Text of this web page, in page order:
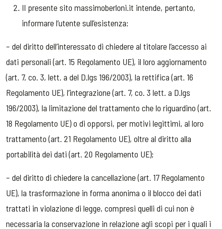
Il presente sito massimoberloni.it intende, pertanto,
informare l’utente sull’esistenza:
– del diritto dell’interessato di chiedere al titolare l’accesso ai
dati personali (art. 15 Regolamento UE), il loro aggiornamento
(art. 7, co. 3, lett. a del D.lgs 196/2003), la rettifica (art. 16
Regolamento UE), l’integrazione (art. 7, co. 3 lett. a D.lgs
196/2003), la limitazione del trattamento che lo riguardino (art.
18 Regolamento UE) o di opporsi, per motivi legittimi, al loro
trattamento (art. 21 Regolamento UE), oltre al diritto alla
portabilità dei dati (art. 20 Regolamento UE);
– del diritto di chiedere la cancellazione (art. 17 Regolamento
UE), la trasformazione in forma anonima o il blocco dei dati
trattati in violazione di legge, compresi quelli di cui non è
necessaria la conservazione in relazione agli scopi per i quali i